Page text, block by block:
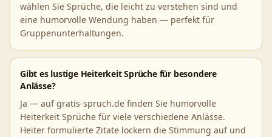
wählen Sie Sprüche, die leicht zu verstehen sind und
eine humorvolle Wendung haben — perfekt für
Gruppenunterhaltungen.
Gibt es lustige Heiterkeit Sprüche für besondere
Anlässe?
Ja — auf gratis-spruch.de finden Sie humorvolle
Heiterkeit Sprüche für viele verschiedene Anlässe.
Heiter formulierte Zitate lockern die Stimmung auf und